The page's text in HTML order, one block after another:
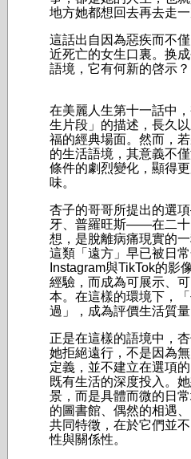
地方她都想回去再去走一
這話出自因為惡疾而不
近死亡的女生口裏。换
語境，它有何新的啓示？
在美麗人生第十一話中
生片段」的描述，長久
福的經典場面。然而，
的生活語境，其意義不
條件的劇烈變化，顯得
味。
杏子的哥哥所提出的選
牙、普羅旺斯——在二十
想，是脫離病痛現實的
這類「遠方」早已被日
Instagram與TikTok的影
經驗，而成為可展示、
本。在這樣的環境下，
過」，成為評價生活質量
正是在這樣的語境中，
她拒絕遠行，不是因為
定義，並不建立在選項
既有生活的深度投入。
景，而是具體而微的日
的圖書館、偶然的相遇
共同特徵，在於它們並
性與關係性。